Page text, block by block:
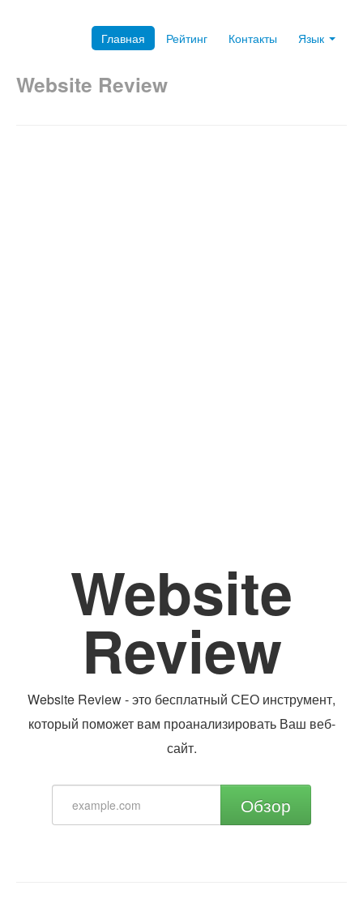
Главная Рейтинг Контакты Язык
Website Review
Website
Review
Website Review - это бесплатный СЕО инструмент,
который поможет вам проанализировать Ваш веб-
сайт.
Обзор